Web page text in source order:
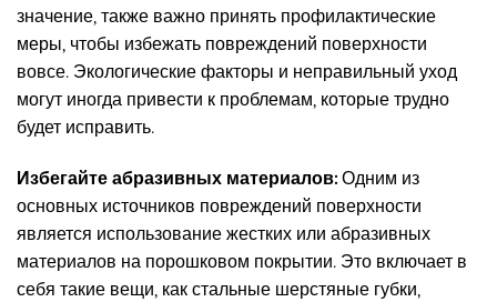
значение, также важно принять профилактические
меры, чтобы избежать повреждений поверхности
вовсе. Экологические факторы и неправильный уход
могут иногда привести к проблемам, которые трудно
будет исправить.
Избегайте абразивных материалов: Одним из
основных источников повреждений поверхности
является использование жестких или абразивных
материалов на порошковом покрытии. Это включает в
себя такие вещи, как стальные шерстяные губки,